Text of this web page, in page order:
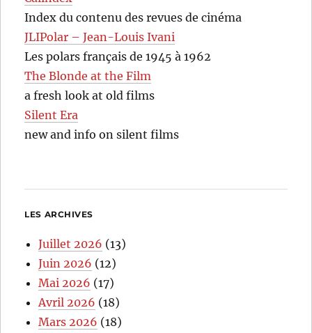
Index du contenu des revues de cinéma
JLIPolar – Jean-Louis Ivani
Les polars français de 1945 à 1962
The Blonde at the Film
a fresh look at old films
Silent Era
new and info on silent films
LES ARCHIVES
Juillet 2026 (13)
Juin 2026 (12)
Mai 2026 (17)
Avril 2026 (18)
Mars 2026 (18)